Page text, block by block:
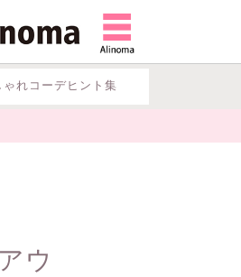
探す
れコーデヒント集
ウ